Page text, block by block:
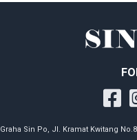
Graha Sin Po, Jl. Kramat Kwitang